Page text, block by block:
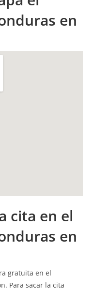
en
cita en el
en
gratuita en el
Para sacar la cita